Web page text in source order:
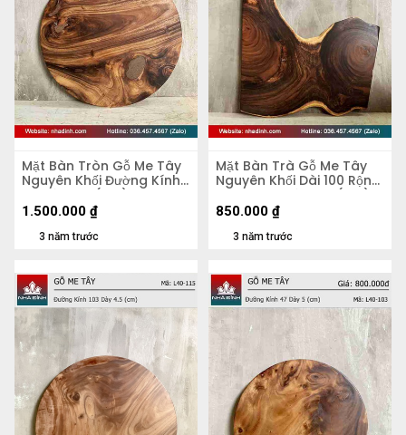
Mặt Bàn Tròn Gỗ Me Tây
Nguyên Khối Đường Kính
74 Dày 3.9 (cm)
3 năm trước
1.500.000 ₫
Mặt Bàn Trà Gỗ Me Tây
Nguyên Khối Dài 100 Rộng
67-44-90 Dày 2,8 (cm)
3 năm trước
850.000 ₫